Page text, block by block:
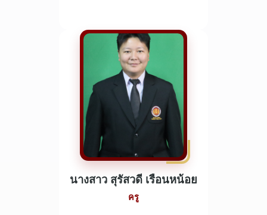
นางสาว สุรัสวดี เรือนหน้อย
ครู